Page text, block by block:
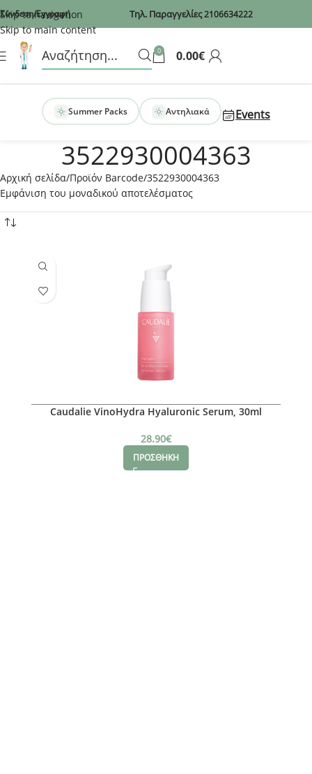
Recaptcha
Skip to navigation
Skip to main content
Σύνδεση/Εγγραφή Τηλ. Παραγγελίες2106634222
0 0.00€
Summer Packs Αντηλιακά Events
3522930004363
Αρχική σελίδα Προϊόν Barcode 3522930004363
Εμφάνιση του μοναδικού αποτελέσματος
Caudalie VinoHydra Hyaluronic Serum, 30ml
28.90€
ΠΡΟΣΘΗΚΗ